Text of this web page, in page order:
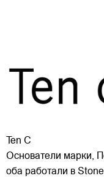
Ten C
Основатели марки,
оба работали в